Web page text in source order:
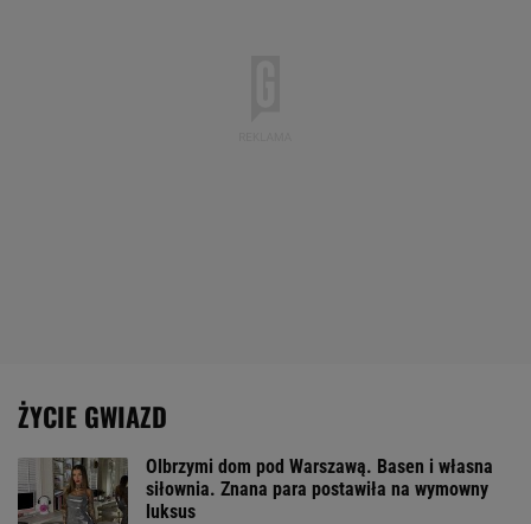
ŻYCIE GWIAZD
Olbrzymi dom pod Warszawą. Basen i własna
siłownia. Znana para postawiła na wymowny
luksus